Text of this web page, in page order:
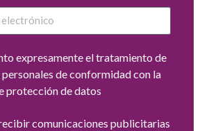
expresamente el tratamiento de
de conformidad con la
protección de datos
comunicaciones publicitarias